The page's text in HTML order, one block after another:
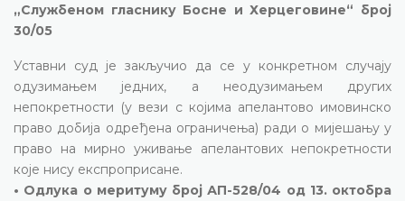
„Службеном гласнику Босне и Херцеговине“ број
30/05
Уставни суд је закључио да се у конкретном случају
одузимањем једних, а неодузимањем других
непокретности (у вези с којима апелантово имовинско
право добија одређена ограничења) ради о мијешању у
право на мирно уживање апелантових непокретности
које нису експроприсане.
• Одлука о меритуму број АП-528/04 од 13. октобра